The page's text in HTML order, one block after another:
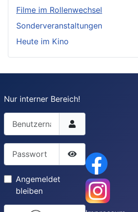
Filme im Rollenwechsel
Sonderveranstaltungen
Heute im Kino
Nur interner Bereich!
Passwort
Passwort anzeigen
Angemeldet
bleiben